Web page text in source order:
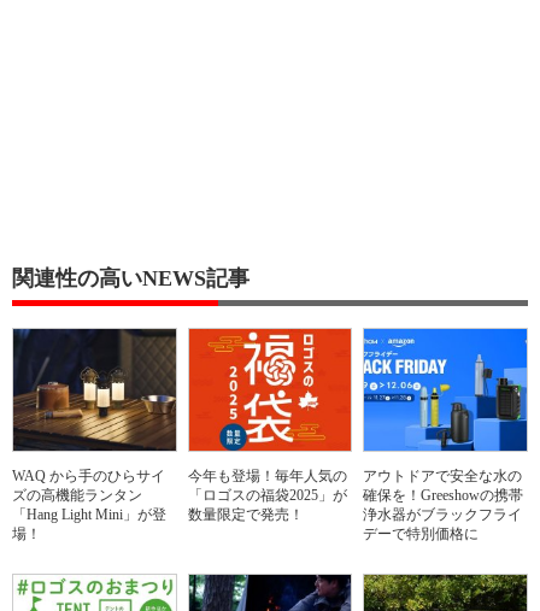
関連性の高いNEWS記事
WAQ から手のひらサイ
ズの高機能ランタン
「Hang Light Mini」が登
場！
今年も登場！毎年人気の
「ロゴスの福袋2025」が
数量限定で発売！
アウトドアで安全な水の
確保を！Greeshowの携帯
浄水器がブラックフライ
デーで特別価格に